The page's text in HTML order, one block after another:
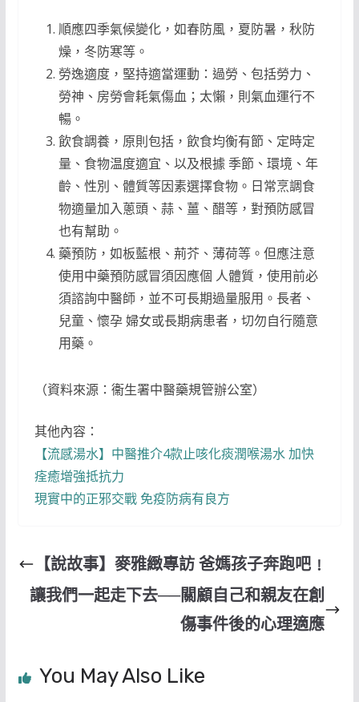
順應四季氣候變化，如春防風，夏防暑，秋防
燥，冬防寒等。
勞逸適度，堅持適當運動：過勞、包括勞力、
勞神、房勞會耗氣傷血；太懶，則氣血運行不
暢。
飲食調養，原則包括，飲食均衡有節、定時定
量、食物温度適宜、以及根據 季節、環境、年
齡、性別、體質等因素選擇食物。日常烹調食
物適量加入蔥頭、蒜、薑、醋等，對預防感冒
也有幫助。
藥預防，如板藍根、荊芥、薄荷等。但應注意
使用中藥預防感冒須因應個 人體質，使用前必
須諮詢中醫師，並不可長期過量服用。長者、
兒童、懷孕 婦女或長期病患者，切勿自行隨意
用藥。
（資料來源：衞生署中醫藥規管辦公室）
其他內容：
【流感湯水】中醫推介4款止咳化痰潤喉湯水 加快
痊癒增強抵抗力
現實中的正邪交戰 免疫防病有良方
【說故事】麥雅緻專訪 爸媽孩子奔跑吧﹗
讓我們一起走下去──關顧自己和親友在創
傷事件後的心理適應
You May Also Like